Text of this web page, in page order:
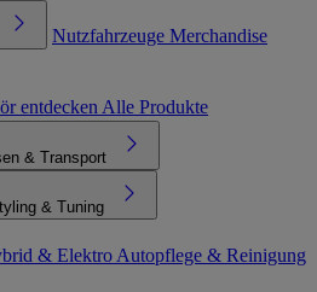
Nutzfahrzeuge Merchandise
entdecken Alle Produkte
& Transport
& Tuning
& Elektro Autopflege & Reinigung